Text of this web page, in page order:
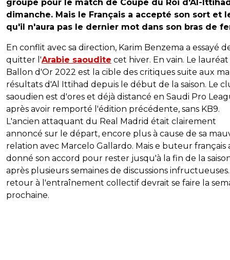
groupe pour le match de Coupe du Roi d'Al-
dimanche. Mais le Français a accepté son sort et
qu'il n'aura pas le dernier mot dans son bras de
En conflit avec sa direction, Karim Benzema a essayé
quitter l'Arabie saoudite cet hiver. En vain. Le
Ballon d'Or 2022 est la cible des critiques suite aux
résultats d'Al Ittihad depuis le début de la saison. Le
saoudien est d'ores et déjà distancé en Saudi Pro
après avoir remporté l'édition précédente, sans KB9.
L'ancien attaquant du Real Madrid était clairement
annoncé sur le départ, encore plus à cause de sa
relation avec Marcelo Gallardo. Mais e buteur français
donné son accord pour rester jusqu'à la fin de la
après plusieurs semaines de discussions
retour à l'entraînement collectif devrait se faire la
prochaine.